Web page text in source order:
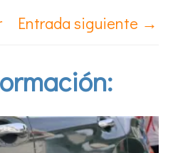
Entrada siguiente →